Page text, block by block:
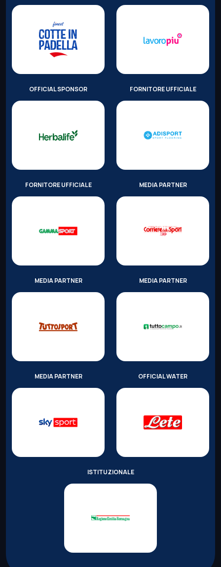
OFFICIAL SPONSOR FORNITORE UFFICIALE
FORNITORE UFFICIALE MEDIA PARTNER
MEDIA PARTNER MEDIA PARTNER
MEDIA PARTNER OFFICIAL WATER
ISTITUZIONALE